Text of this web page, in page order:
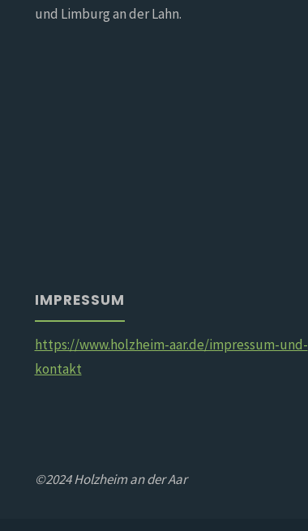
und Limburg an der Lahn.
IMPRESSUM
https://www.holzheim-aar.de/impressum-und-
kontakt
©2024 Holzheim an der Aar